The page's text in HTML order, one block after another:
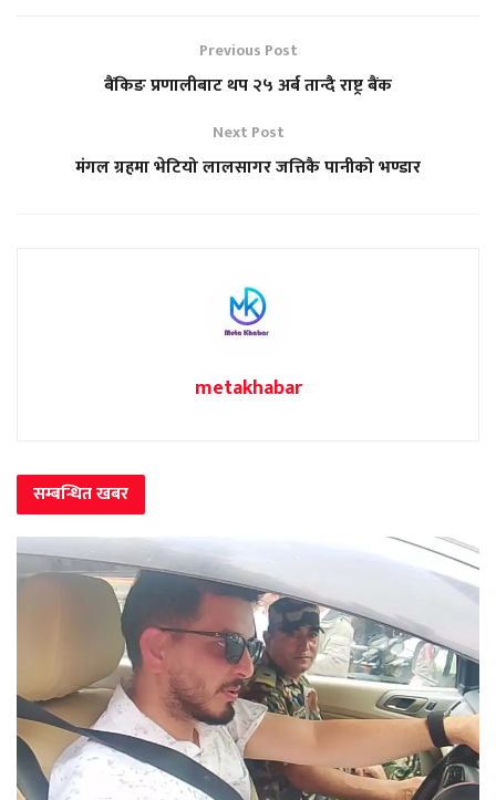
Previous Post
बैंकिङ प्रणालीबाट थप २५ अर्ब तान्दै राष्ट्र बैंक
Next Post
मंगल ग्रहमा भेटियो लालसागर जत्तिकै पानीको भण्डार
metakhabar
सम्बन्धितखबर